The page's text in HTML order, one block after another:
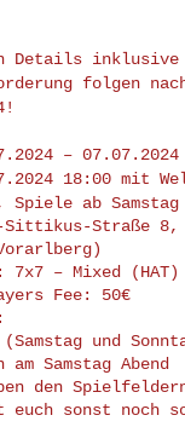
Details inklusive
folgen
–
18:00mit
Spiele ab
Sittikus-Straße 8,
7x7 – Mixed (HAT)
Fee: 50€
und
am Samstag Abend
den
euch sonst noch